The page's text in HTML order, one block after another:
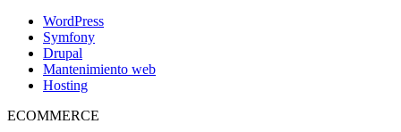
WordPress
Symfony
Drupal
Mantenimiento web
Hosting
ECOMMERCE